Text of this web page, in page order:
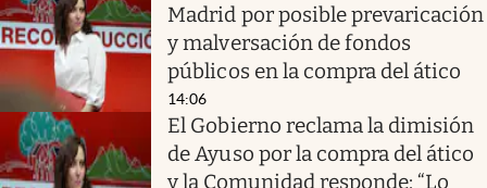
Madrid por posible prevaricación
y malversación de fondos
públicos en la compra del ático
14:06
El Gobierno reclama la dimisión
de Ayuso por la compra del ático
y la Comunidad responde: “Lo